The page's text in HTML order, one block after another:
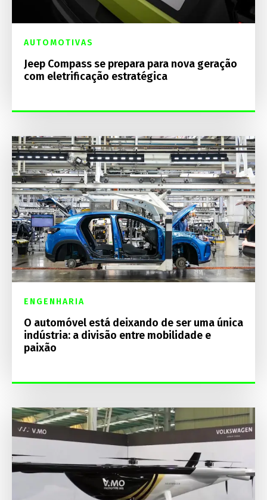
AUTOMOTIVAS
Jeep Compass se prepara para nova geração
com eletrificação estratégica
ENGENHARIA
O automóvel está deixando de ser uma única
indústria: a divisão entre mobilidade e
paixão